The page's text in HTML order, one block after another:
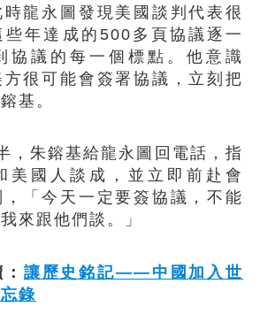
龍永圖發現美國談判代表很
些年達成的500多頁協議逐一
協議的每一個標點。他意識
很可能會簽署協議，立刻把
基。
朱鎔基給龍永圖回電話，指
美國人談成，並立即前赴會
「今天一定要簽協議，不能
來跟他們談。」
讓歷史銘記——中國加入世
錄